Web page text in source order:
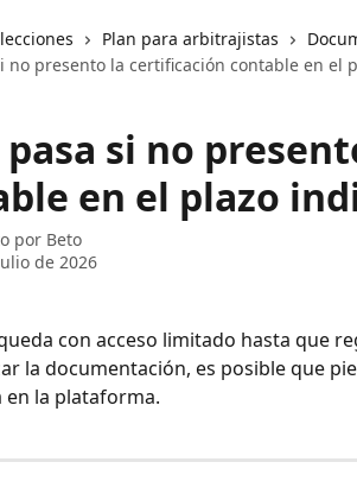
Plan para arbitrajistas
no presento la certificación contable en el
pasa si no
en el plazo
por Beto
de 2026
con acceso limitado hasta que
la documentación, es posible que
la plataforma.